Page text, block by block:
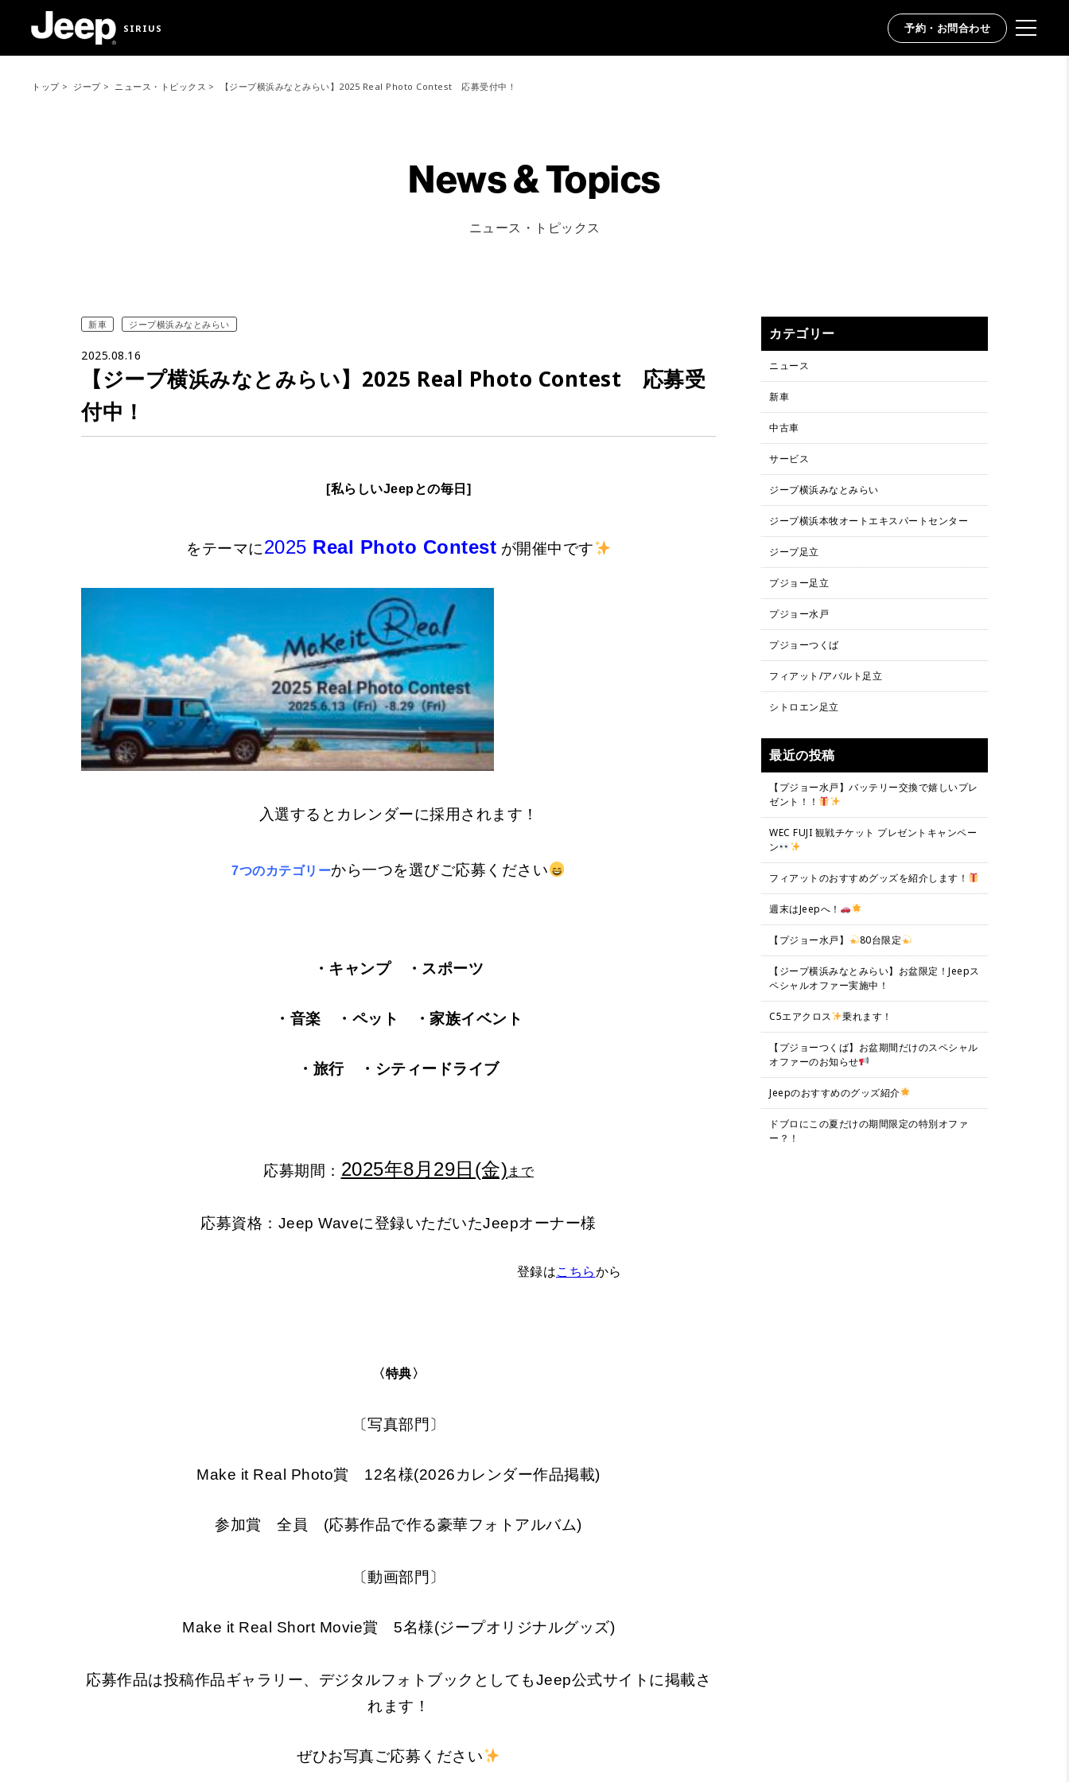
SIRIUS 予約・お問合わせ
トップ ジープ ニュース・トピックス 【ジープ横浜みなとみらい】2025 Real Photo Contest 応募受付中！
News & Topics
ニュース・トピックス
新車 ジープ横浜みなとみらい
2025.08.16
【ジープ横浜みなとみらい】2025 Real Photo Contest 応募受
付中！
[私らしいJeepとの毎日]
をテーマに2025 Real Photo Contest が開催中です
入選するとカレンダーに採用されます！
7つのカテゴリーから一つを選びご応募ください
・キャンプ ・スポーツ
・音楽 ・ペット ・家族イベント
・旅行 ・シティードライブ
応募期間： 2025年8月29日(金) まで
応募資格：Jeep Waveに登録いただいたJeepオーナー様
登録はこちらから
〈特典〉
〔写真部門〕
Make it Real Photo賞 12名様(2026カレンダー作品掲載)
参加賞 全員 (応募作品で作る豪華フォトアルバム)
〔動画部門〕
Make it Real Short Movie賞 5名様(ジープオリジナルグッズ)
応募作品は投稿作品ギャラリー、デジタルフォトブックとしてもJeep公式サイトに掲載さ
れます！
ぜひお写真ご応募ください
カテゴリー
ニュース
新車
中古車
サービス
ジープ横浜みなとみらい
ジープ横浜本牧オートエキスパートセンター
ジープ足立
プジョー足立
プジョー水戸
プジョーつくば
フィアット/アバルト足立
シトロエン足立
最近の投稿
【プジョー水戸】バッテリー交換で嬉しいプレ
ゼント！！
WEC FUJI 観戦チケット プレゼントキャンペー
ン
フィアットのおすすめグッズを紹介します！
週末はJeepへ！
【プジョー水戸】 80台限定
【ジープ横浜みなとみらい】お盆限定！Jeepス
ペシャルオファー実施中！
C5エアクロス 乗れます！
【プジョーつくば】お盆期間だけのスペシャル
オファーのお知らせ
Jeepのおすすめのグッズ紹介
ドブロにこの夏だけの期間限定の特別オファ
ー？！